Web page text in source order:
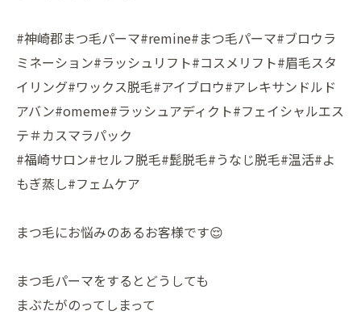
#神崎郡まつ毛パーマ#remine#まつ毛パーマ#ブロウラ
ミネーション#ラッシュリフト#コスメリフト#眉毛スタ
イリング#ワックス脱毛#アイブロウ#アレキサンドルド
アバン#omeme#ラッシュアディクト#フェイシャルエス
テ＃カスマラパック
#福崎サロン#セルフ脱毛#髭脱毛#うなじ脱毛#温活#よ
もぎ蒸し#フェムケア
まつ毛にお悩みのあるお客様です😌
まつ毛パーマをするとどうしても
まぶたがのってしまって